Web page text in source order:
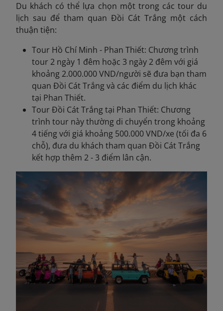
Du khách có thể lựa chọn một trong các tour du
lịch sau để tham quan Đồi Cát Trắng một cách
thuận tiện:
Tour Hồ Chí Minh - Phan Thiết: Chương trình
tour 2 ngày 1 đêm hoặc 3 ngày 2 đêm với giá
khoảng 2.000.000 VND/người sẽ đưa bạn tham
quan Đồi Cát Trắng và các điểm du lịch khác
tại Phan Thiết.
Tour Đồi Cát Trắng tại Phan Thiết: Chương
trình tour này thường di chuyển trong khoảng
4 tiếng với giá khoảng 500.000 VND/xe (tối đa 6
chỗ), đưa du khách tham quan Đồi Cát Trắng
kết hợp thêm 2 - 3 điểm lân cận.